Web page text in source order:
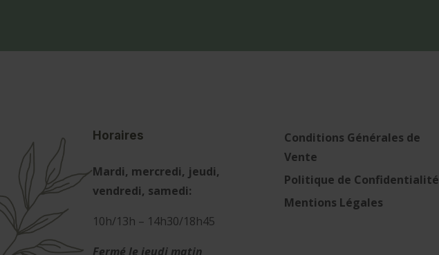
Horaires
Mardi, mercredi, jeudi,
vendredi, samedi:
10h/13h – 14h30/18h45
Fermé le jeudi matin
Conditions Générales de
Vente
Politique de Confidentialité
Mentions Légales